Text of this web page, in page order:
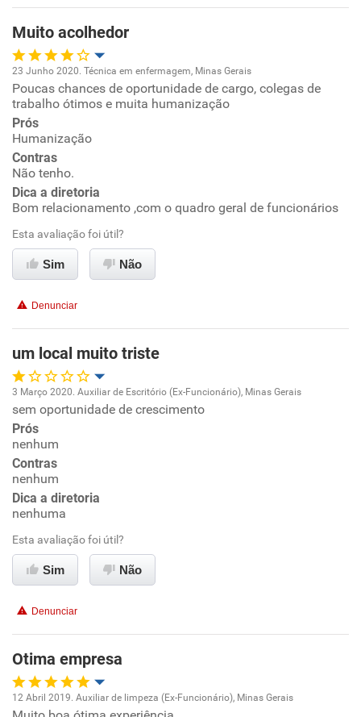
Recomenda esta empresa
Recomenda a diretoria
Muito acolhedor
Oportunidade de promoção
Ambiente de trabalho
Conciliação com a vida familiar
Benefícios
Recomenda esta empresa
Recomenda a diretoria
23 Junho 2020. Técnica em enfermagem, Minas Gerais
Poucas chances de oportunidade de cargo, colegas de
trabalho ótimos e muita humanização
Prós
Humanização
Contras
Não tenho.
Dica a diretoria
Bom relacionamento ,com o quadro geral de funcionários
Esta avaliação foi útil?
Sim Não
Denunciar
um local muito triste
Oportunidade de promoção
Ambiente de trabalho
Conciliação com a vida familiar
Não recomenda esta empresa
3 Março 2020. Auxiliar de Escritório (Ex-Funcionário), Minas Gerais
sem oportunidade de crescimento
Prós
nenhum
Contras
nenhum
Dica a diretoria
nenhuma
Esta avaliação foi útil?
Sim Não
Denunciar
Otima empresa
12 Abril 2019. Auxiliar de limpeza (Ex-Funcionário), Minas Gerais